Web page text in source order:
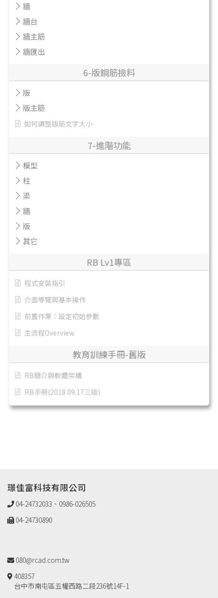
牆
牆台
牆主筋
牆匯出
6-版鋼筋撿料
版
版主筋
如何調整版筋文字大小
7-進階功能
模型
柱
梁
牆
版
其它
RB Lv1專區
程式安裝指引
介面導覽與基本操作
前置作業：設定初始參數
主流程Overview
教育訓練手冊-舊版
RB簡介與軟體架構
RB手冊(2018.09.17三版)
璟佳富科技有限公司
04-24732033、0986-026505
04-24730890
080@rcad.com.tw
408357
台中市南屯區五權西路二段236號14F-1